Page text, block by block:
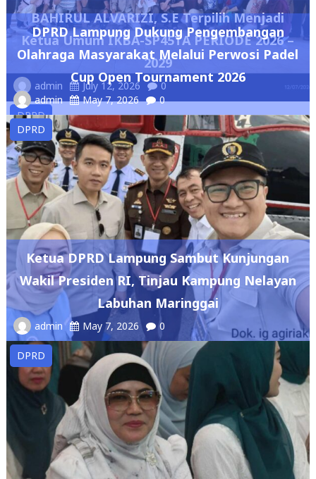
BAHIRUL ALVARIZI, S.E Terpilih Menjadi
Ketua Umum IKBA-SP45TA PERIODE 2026 –
2029
admin July 12, 2026 0
DPRD
DPRD Lampung Dukung Pengembangan
Olahraga Masyarakat Melalui Perwosi Padel
Cup Open Tournament 2026
admin May 7, 2026 0
DPRD
Ketua DPRD Lampung Sambut Kunjungan
Wakil Presiden RI, Tinjau Kampung Nelayan
Labuhan Maringgai
admin May 7, 2026 0
DPRD